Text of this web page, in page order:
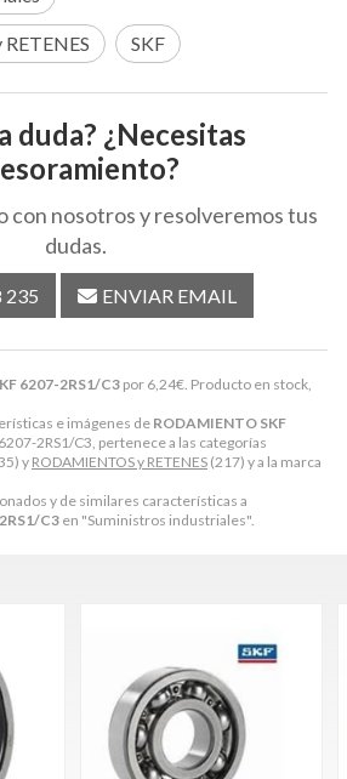
6207-2RS1/C3 por 6,24€. Producto en stock,
e imágenes de RODAMIENTO SKF
2RS1/C3, pertenece a las categorías
y RODAMIENTOS y RETENES (217) y a la marca
y de similares características a
C3 en "Suministros industriales".
SKF
duda? ¿Necesitas
con nosotros y resolveremos tus
dudas.
235 ENVIAR EMAIL